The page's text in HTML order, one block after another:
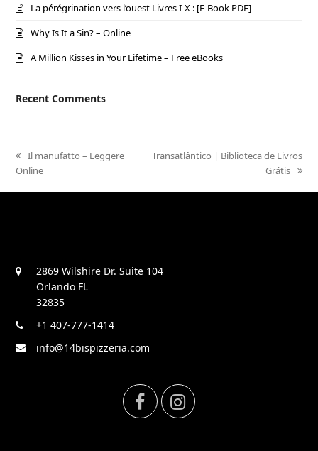
La pérégrination vers l’ouest Livres I-X : [E-Book PDF]
Why Is It a Sin? – Online
A Million Kisses in Your Lifetime – Free eBooks
Recent Comments
previous
post:
Il manufatto – Leggere
Online
next
Transatlântico | Biblioteca de Livros
Grátis
2869 Wilshire Dr. Suite 104
Orlando FL
32835
+1 407-777-1414
info@14bispizzeria.com
F